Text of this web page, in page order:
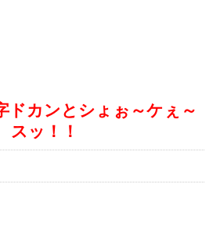
ドカンとシょぉ～ケぇ～
スッ！！